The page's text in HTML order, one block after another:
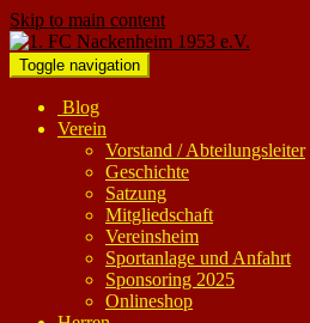
Skip to main content
Toggle navigation
Blog
Verein
Vorstand / Abteilungsleiter
Geschichte
Satzung
Mitgliedschaft
Vereinsheim
Sportanlage und Anfahrt
Sponsoring 2025
Onlineshop